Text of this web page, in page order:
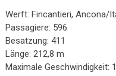
Werft: Fincantieri, Ancona/
Passagiere: 596
Besatzung: 411
Länge: 212,8 m
Maximale Geschwindigkeit: